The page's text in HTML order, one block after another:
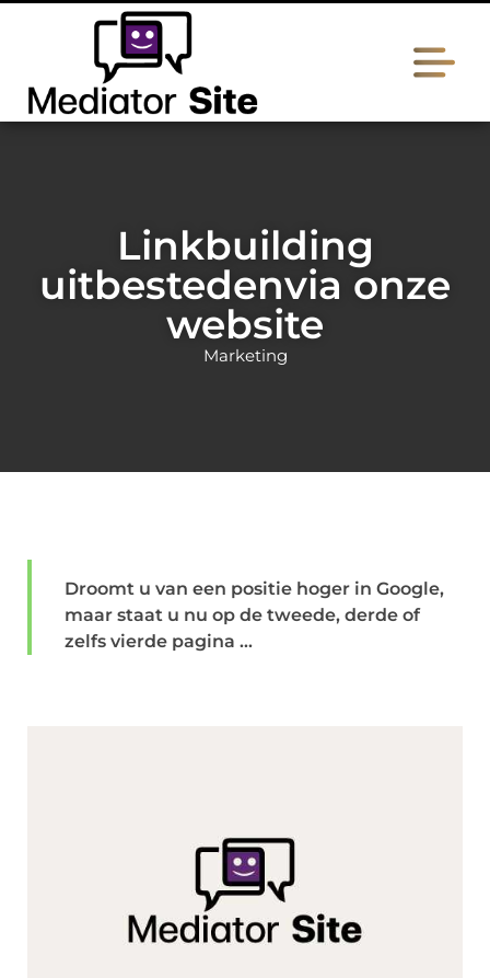
Linkbuilding
uitbestedenvia onze
website
Marketing
Droomt u van een positie hoger in Google,
maar staat u nu op de tweede, derde of
zelfs vierde pagina ...